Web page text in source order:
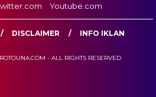
Youtube.com
DISCLAIMER INFO IKLAN
- ALL RIGHTS RESERVED